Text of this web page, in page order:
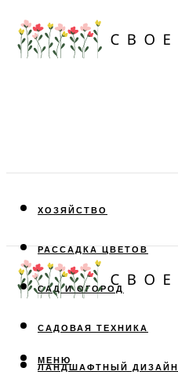
ХОЗЯЙСТВО
РАССАДКА ЦВЕТОВ
САД И ОГОРОД
САДОВАЯ ТЕХНИКА
ЛАНДШАФТНЫЙ ДИЗАЙН
МЕНЮ